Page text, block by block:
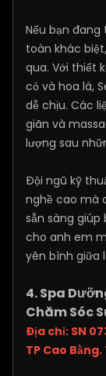
Nếu bạn
toàn khác
qua. Với thiết
cỏ và hoa lá,
dễ chịu. Các
giãn và
lượng sau
Đội ngũ kỹ
nghề cao mà
sẵn sàng
cho anh em
yên bình giữa
4. Spa
Chăm Sóc
Địa chỉ: SN
TP Cao